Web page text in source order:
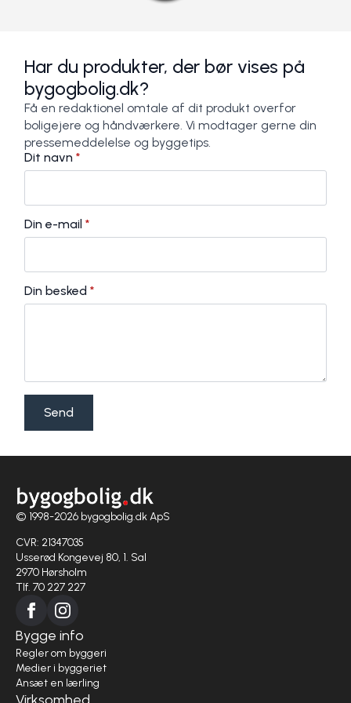
Har du produkter, der bør vises på
bygogbolig.dk?
Få en redaktionel omtale af dit produkt overfor
boligejere og håndværkere. Vi modtager gerne din
pressemeddelelse og byggetips.
Dit navn *
Din e-mail *
Din besked *
Send
© 1998-2026 bygogbolig.dk ApS
CVR: 21347035
Usserød Kongevej 80, 1. Sal
2970 Hørsholm
Tlf. 70 227 227
Bygge info
Regler om byggeri
Medier i byggeriet
Ansæt en lærling